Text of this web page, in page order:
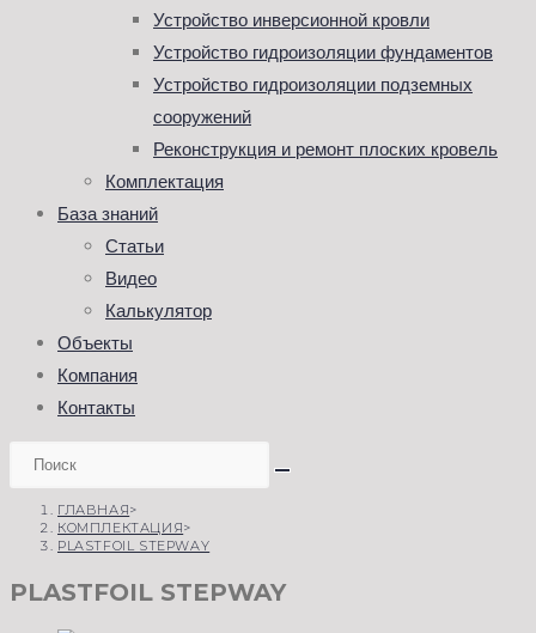
Устройство инверсионной кровли
Устройство гидроизоляции фундаментов
Устройство гидроизоляции подземных
сооружений
Реконструкция и ремонт плоских кровель
Комплектация
База знаний
Статьи
Видео
Калькулятор
Объекты
Компания
Контакты
ГЛАВНАЯ>
КОМПЛЕКТАЦИЯ>
PLASTFOIL STEPWAY
PLASTFOIL STEPWAY